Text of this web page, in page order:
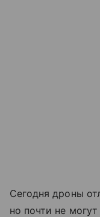
Сегодня дроны
но почти не